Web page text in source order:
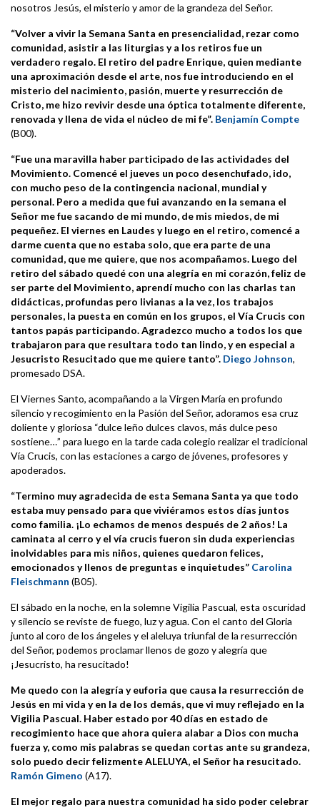
nosotros Jesús, el misterio y amor de la grandeza del Señor.
“Volver a vivir la Semana Santa en presencialidad, rezar como
comunidad, asistir a las liturgias y a los retiros fue un
verdadero regalo. El retiro del padre Enrique, quien mediante
una aproximación desde el arte, nos fue introduciendo en el
misterio del nacimiento, pasión, muerte y resurrección de
Cristo, me hizo revivir desde una óptica totalmente diferente,
renovada y llena de vida el núcleo de mi fe”. Benjamín Compte
(B00).
“Fue una maravilla haber participado de las actividades del
Movimiento. Comencé el jueves un poco desenchufado, ido,
con mucho peso de la contingencia nacional, mundial y
personal. Pero a medida que fui avanzando en la semana el
Señor me fue sacando de mi mundo, de mis miedos, de mi
pequeñez. El viernes en Laudes y luego en el retiro, comencé a
darme cuenta que no estaba solo, que era parte de una
comunidad, que me quiere, que nos acompañamos. Luego del
retiro del sábado quedé con una alegría en mi corazón, feliz de
ser parte del Movimiento, aprendí mucho con las charlas tan
didácticas, profundas pero livianas a la vez, los trabajos
personales, la puesta en común en los grupos, el Vía Crucis con
tantos papás participando. Agradezco mucho a todos los que
trabajaron para que resultara todo tan lindo, y en especial a
Jesucristo Resucitado que me quiere tanto”. Diego Johnson,
promesado DSA.
El Viernes Santo, acompañando a la Virgen María en profundo
silencio y recogimiento en la Pasión del Señor, adoramos esa cruz
doliente y gloriosa “dulce leño dulces clavos, más dulce peso
sostiene…” para luego en la tarde cada colegio realizar el tradicional
Vía Crucis, con las estaciones a cargo de jóvenes, profesores y
apoderados.
“Termino muy agradecida de esta Semana Santa ya que todo
estaba muy pensado para que viviéramos estos días juntos
como familia. ¡Lo echamos de menos después de 2 años! La
caminata al cerro y el vía crucis fueron sin duda experiencias
inolvidables para mis niños, quienes quedaron felices,
emocionados y llenos de preguntas e inquietudes” Carolina
Fleischmann (B05).
El sábado en la noche, en la solemne Vigilia Pascual, esta oscuridad
y silencio se reviste de fuego, luz y agua. Con el canto del Gloria
junto al coro de los ángeles y el aleluya triunfal de la resurrección
del Señor, podemos proclamar llenos de gozo y alegría que
¡Jesucristo, ha resucitado!
Me quedo con la alegría y euforia que causa la resurrección de
Jesús en mi vida y en la de los demás, que vi muy reflejado en la
Vigilia Pascual. Haber estado por 40 días en estado de
recogimiento hace que ahora quiera alabar a Dios con mucha
fuerza y, como mis palabras se quedan cortas ante su grandeza,
solo puedo decir felizmente ALELUYA, el Señor ha resucitado.
Ramón Gimeno (A17).
El mejor regalo para nuestra comunidad ha sido poder celebrar